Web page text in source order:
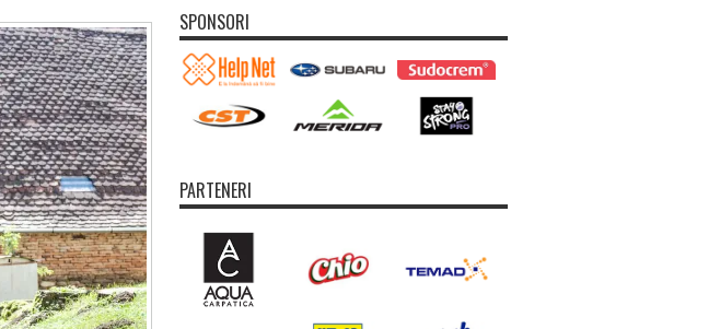
SPONSORI
PARTENERI